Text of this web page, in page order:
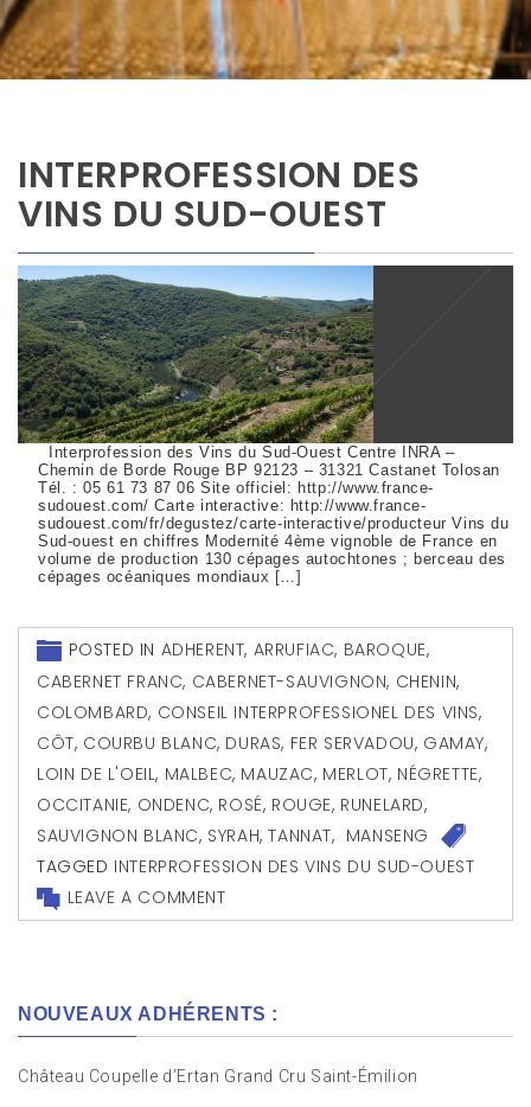
INTERPROFESSION DES
VINS DU SUD-OUEST
Interprofession des Vins du Sud-Ouest Centre INRA –
Chemin de Borde Rouge BP 92123 – 31321 Castanet Tolosan
Tél. : 05 61 73 87 06 Site officiel: http://www.france-
sudouest.com/ Carte interactive: http://www.france-
sudouest.com/fr/degustez/carte-interactive/producteur Vins du
Sud-ouest en chiffres Modernité 4ème vignoble de France en
volume de production 130 cépages autochtones ; berceau des
cépages océaniques mondiaux […]
POSTED IN ADHERENT, ARRUFIAC, BAROQUE,
CABERNET FRANC, CABERNET-SAUVIGNON, CHENIN,
COLOMBARD, CONSEIL INTERPROFESSIONEL DES VINS,
CÔT, COURBU BLANC, DURAS, FER SERVADOU, GAMAY,
LOIN DE L'OEIL, MALBEC, MAUZAC, MERLOT, NÉGRETTE,
OCCITANIE, ONDENC, ROSÉ, ROUGE, RUNELARD,
SAUVIGNON BLANC, SYRAH,TANNAT, MANSENG
TAGGED INTERPROFESSION DES VINS DU SUD-OUEST
LEAVE A COMMENT
NOUVEAUX ADHÉRENTS :
Château Coupelle d’Ertan Grand Cru Saint-Émilion